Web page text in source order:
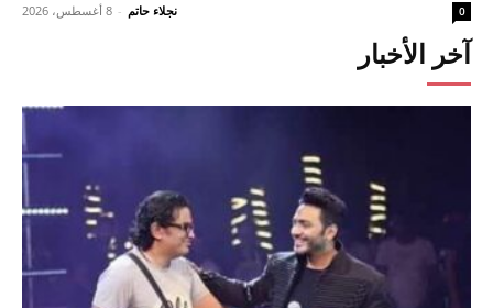
نجلاء حاتم - 8 أغسطس، 2026 0
آخر الأخبار